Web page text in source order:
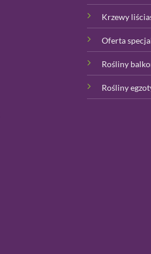
Krzewy
Oferta
Rośliny
Rośliny